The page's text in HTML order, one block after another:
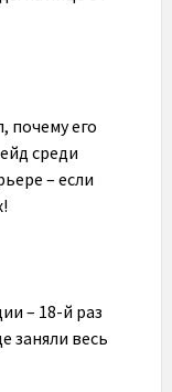
почему его
среди
– если
– 18-й раз
заняли весь